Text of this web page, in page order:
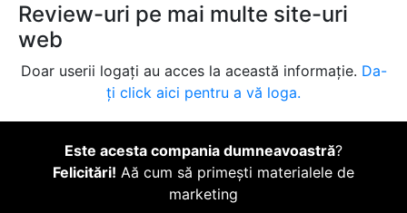
Review-uri pe mai multe site-uri
web
Doar userii logați au acces la această informație. Da-
ți click aici pentru a vă loga.
Este acesta compania dumneavoastră?
Felicitări! Aă cum să primești materialele de
marketing